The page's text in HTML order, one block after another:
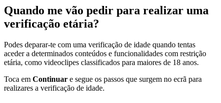
Quando me vão pedir para realizar uma
verificação etária?
Podes deparar-te com uma verificação de idade quando tentas
aceder a determinados conteúdos e funcionalidades com restrição
etária, como videoclipes classificados para maiores de 18 anos.
Toca em Continuar e segue os passos que surgem no ecrã para
realizares a verificação de idade.